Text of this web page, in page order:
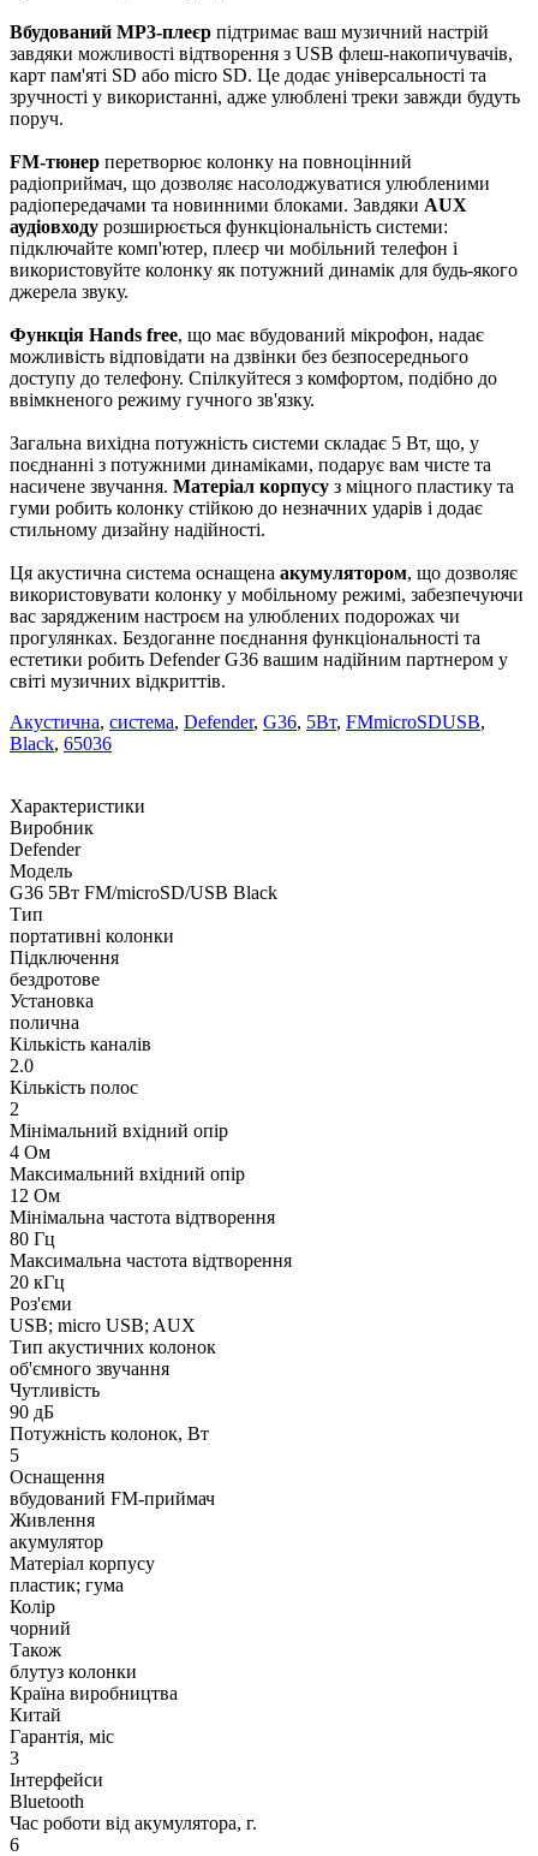
Вбудований MP3-плеєр підтримає ваш музичний настрій
завдяки можливості відтворення з USB флеш-накопичувачів,
карт пам'яті SD або micro SD. Це додає універсальності та
зручності у використанні, адже улюблені треки завжди будуть
поруч.
FM-тюнер перетворює колонку на повноцінний
радіоприймач, що дозволяє насолоджуватися улюбленими
радіопередачами та новинними блоками. Завдяки AUX
аудіовходу розширюється функціональність системи:
підключайте комп'ютер, плеєр чи мобільний телефон і
використовуйте колонку як потужний динамік для будь-якого
джерела звуку.
Функція Hands free, що має вбудований мікрофон, надає
можливість відповідати на дзвінки без безпосереднього
доступу до телефону. Спілкуйтеся з комфортом, подібно до
ввімкненого режиму гучного зв'язку.
Загальна вихідна потужність системи складає 5 Вт, що, у
поєднанні з потужними динаміками, подарує вам чисте та
насичене звучання. Матеріал корпусу з міцного пластику та
гуми робить колонку стійкою до незначних ударів і додає
стильному дизайну надійності.
Ця акустична система оснащена акумулятором, що дозволяє
використовувати колонку у мобільному режимі, забезпечуючи
вас зарядженим настроєм на улюблених подорожах чи
прогулянках. Бездоганне поєднання функціональності та
естетики робить Defender G36 вашим надійним партнером у
світі музичних відкриттів.
Акустична, система, Defender, G36, 5Вт, FMmicroSDUSB,
Black, 65036
Характеристики
Виробник
Defender
Модель
G36 5Вт FM/microSD/USB Black
Тип
портативні колонки
Підключення
бездротове
Установка
полична
Кількість каналів
2.0
Кількість полос
2
Мінімальний вхідний опір
4 Ом
Максимальний вхідний опір
12 Ом
Мінімальна частота відтворення
80 Гц
Максимальна частота відтворення
20 кГц
Роз'єми
USB; micro USB; AUX
Тип акустичних колонок
об'ємного звучання
Чутливість
90 дБ
Потужність колонок, Вт
5
Оснащення
вбудований FM-приймач
Живлення
акумулятор
Матеріал корпусу
пластик; гума
Колір
чорний
Також
блутуз колонки
Країна виробництва
Китай
Гарантія, міс
3
Інтерфейси
Bluetooth
Час роботи від акумулятора, г.
6